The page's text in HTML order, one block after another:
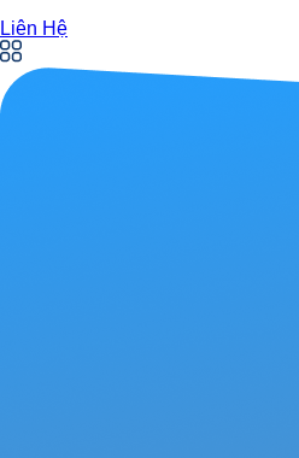
Liên Hệ